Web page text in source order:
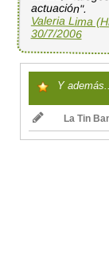
actuación".
Valeria Lima
30/7/2006
Y
La Tin